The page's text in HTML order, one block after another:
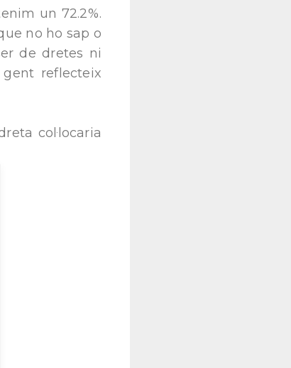
un 72.2%.
no ho sap o
de dretes ni
reflecteix
col·locaria